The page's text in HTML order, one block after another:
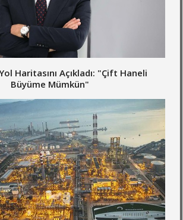
Haritasını Açıkladı: "Çift Haneli
Büyüme Mümkün"